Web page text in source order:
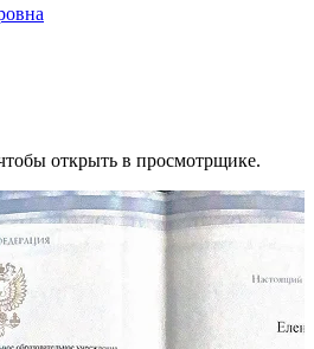
открыть в просмотрщике.